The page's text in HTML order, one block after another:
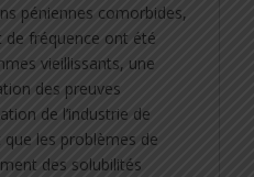
péniennes comorbides,
fréquence ont été
vieillissants, une
des preuves
de l’industrie de
que les problèmes de
des solubilités